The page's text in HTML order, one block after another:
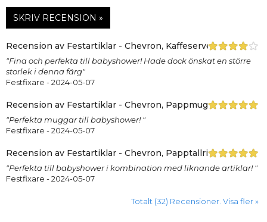
SKRIV RECENSION »
Recension av Festartiklar - Chevron, Kaffeservetter - rosa
"Fina och perfekta till babyshower! Hade dock önskat en större
storlek i denna färg"
Festfixare - 2024-05-07
Recension av Festartiklar - Chevron, Pappmuggar - rosa (8-
"Perfekta muggar till babyshower! "
Festfixare - 2024-05-07
Recension av Festartiklar - Chevron, Papptallrikar - rosa (8-
"Perfekta till babyshower i kombination med liknande artiklar! "
Festfixare - 2024-05-07
Totalt (32) Recensioner. Visa fler »